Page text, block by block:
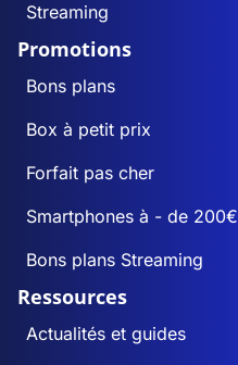
Streaming
Promotions
Bons plans
Box à petit prix
Forfait pas cher
Smartphones à - de 200€
Bons plans Streaming
Ressources
Actualités et guides